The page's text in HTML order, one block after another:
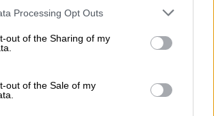
this website/app uses one or more Google
visit or usage behaviour. You may click to
to Google and its third-party tags to
below specified purposes in below Google
Processing Opt Outs
out of the Sharing of my
out of the Sale of my
: Αν ο ρόλος του
από τον Καρλ Ράπαν, ο
Μπάγερν Μονάχου, με την
από το 1964 έως το 1977,